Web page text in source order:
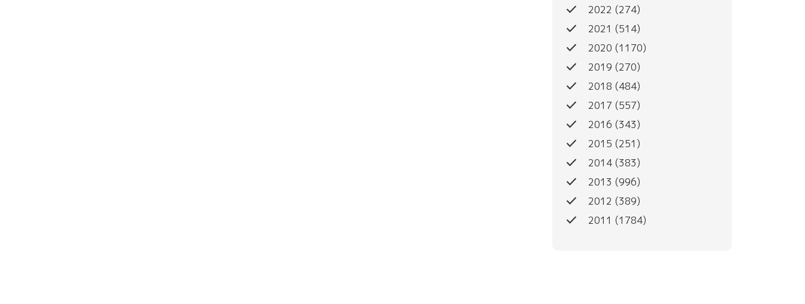
done 2022 (274)
done 2021 (514)
done 2020 (1170)
done 2019 (270)
done 2018 (484)
done 2017 (557)
done 2016 (343)
done 2015 (251)
done 2014 (383)
done 2013 (996)
done 2012 (389)
done 2011 (1784)